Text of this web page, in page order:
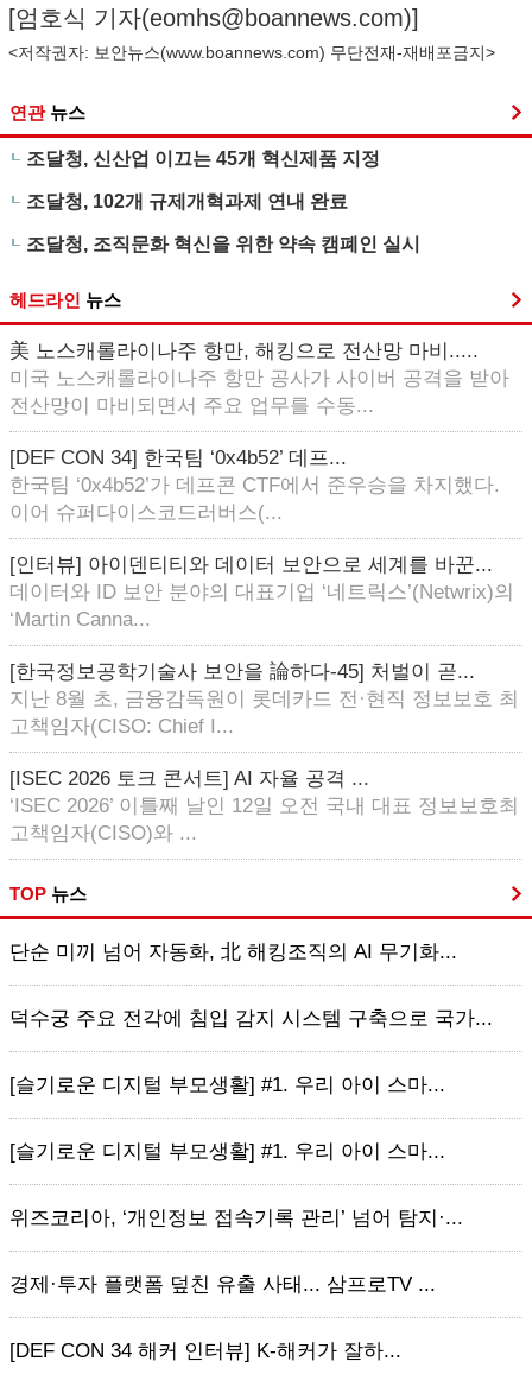
[엄호식 기자(eomhs@boannews.com)]
<저작권자: 보안뉴스(www.boannews.com) 무단전재-재배포금지>
연관 뉴스
조달청, 신산업 이끄는 45개 혁신제품 지정
조달청, 102개 규제개혁과제 연내 완료
조달청, 조직문화 혁신을 위한 약속 캠폐인 실시
헤드라인 뉴스
美 노스캐롤라이나주 항만, 해킹으로 전산망 마비.....
미국 노스캐롤라이나주 항만 공사가 사이버 공격을 받아
전산망이 마비되면서 주요 업무를 수동...
[DEF CON 34] 한국팀 ‘0x4b52’ 데프...
한국팀 ‘0x4b52’가 데프콘 CTF에서 준우승을 차지했다.
이어 슈퍼다이스코드러버스(...
[인터뷰] 아이덴티티와 데이터 보안으로 세계를 바꾼...
데이터와 ID 보안 분야의 대표기업 ‘네트릭스’(Netwrix)의
‘Martin Canna...
[한국정보공학기술사 보안을 論하다-45] 처벌이 곧...
지난 8월 초, 금융감독원이 롯데카드 전·현직 정보보호 최
고책임자(CISO: Chief I...
[ISEC 2026 토크 콘서트] AI 자율 공격 ...
‘ISEC 2026’ 이틀째 날인 12일 오전 국내 대표 정보보호최
고책임자(CISO)와 ...
TOP 뉴스
단순 미끼 넘어 자동화, 北 해킹조직의 AI 무기화...
덕수궁 주요 전각에 침입 감지 시스템 구축으로 국가...
[슬기로운 디지털 부모생활] #1. 우리 아이 스마...
[슬기로운 디지털 부모생활] #1. 우리 아이 스마...
위즈코리아, ‘개인정보 접속기록 관리’ 넘어 탐지·...
경제·투자 플랫폼 덮친 유출 사태... 삼프로TV ...
[DEF CON 34 해커 인터뷰] K-해커가 잘하...